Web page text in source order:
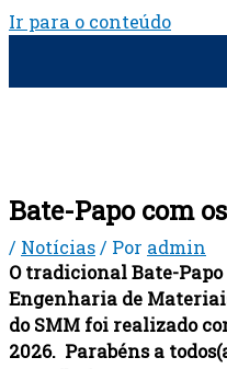
Ir para o conteúdo
Bate-Papo com
/ Notícias / Por admin
O tradicional Bate-
Engenharia de
do SMM foi realizado
2026. Parabéns a